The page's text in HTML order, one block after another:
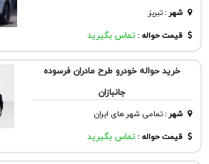
شهر:تبريز
قیمت حواله : تماس بگیرید
خرید حواله خودرو طرح مادران فرسوده
جانبازان
شهر:تمامی شهر های ایران
قیمت حواله : تماس بگیرید